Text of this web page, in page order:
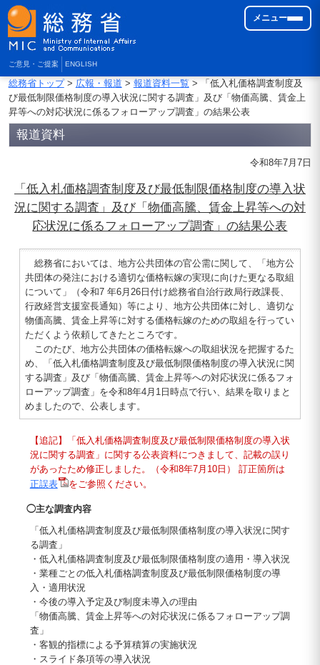
ご意見・ご提案 ENGLISH
メニュー
総務省トップ> 広報・報道 > 報道資料一覧> 「低入札価格調査制度及
び最低制限価格制度の導入状況に関する調査」及び「物価高騰、賃金上
昇等への対応状況に係るフォローアップ調査」の結果公表
報道資料
令和8年7月7日
「低入札価格調査制度及び最低制限価格制度の導入状
況に関する調査」及び「物価高騰、賃金上昇等への対
応状況に係るフォローアップ調査」の結果公表
総務省においては、地方公共団体の官公需に関して、「地方公
共団体の発注における適切な価格転嫁の実現に向けた更なる取組
について」（令和7 年6月26日付け総務省自治行政局行政課長、
行政経営支援室長通知）等により、地方公共団体に対し、適切な
物価高騰、賃金上昇等に対する価格転嫁のための取組を行ってい
ただくよう依頼してきたところです。
このたび、地方公共団体の価格転嫁への取組状況を把握するた
め、「低入札価格調査制度及び最低制限価格制度の導入状況に関
する調査」及び「物価高騰、賃金上昇等への対応状況に係るフォ
ローアップ調査」を令和8年4月1日時点で行い、結果を取りまと
めましたので、公表します。
【追記】「低入札価格調査制度及び最低制限価格制度の導入状
況に関する調査」に関する公表資料につきまして、記載の誤り
があったため修正しました。（令和8年7月10日） 訂正箇所は
正誤表
をご参照ください。
◯主な調査内容
「低入札価格調査制度及び最低制限価格制度の導入状況に関す
る調査」
・低入札価格調査制度及び最低制限価格制度の適用・導入状況
・業種ごとの低入札価格調査制度及び最低制限価格制度の導
入・適用状況
・今後の導入予定及び制度未導入の理由
「物価高騰、賃金上昇等への対応状況に係るフォローアップ調
査」
・客観的指標による予算積算の実施状況
・スライド条項等の導入状況